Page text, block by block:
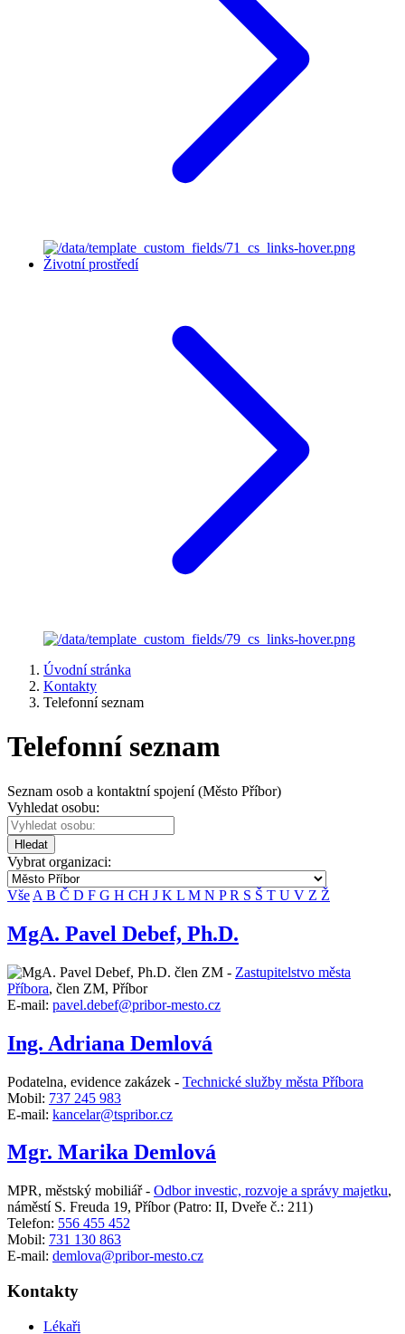
Životní prostředí
Úvodní stránka
Kontakty
Telefonní seznam
Telefonní seznam
Seznam osob a kontaktní spojení (Město Příbor)
Vyhledat osobu:
Hledat
Vybrat organizaci:
Vše A B Č D F G H CH J K L M N PR S Š T U V Z Ž
MgA. Pavel Debef, Ph.D.
člen ZM - Zastupitelstvo města
Příbora, člen ZM, Příbor
E-mail: pavel.debef@pribor-mesto.cz
Ing. Adriana Demlová
Podatelna, evidence zakázek - Technické služby města Příbora
Mobil: 737 245 983
E-mail: kancelar@tspribor.cz
Mgr. Marika Demlová
MPR, městský mobiliář - Odbor investic, rozvoje a správy majetku,
náměstí S. Freuda 19, Příbor(Patro: II, Dveře č.: 211)
Telefon: 556 455 452
Mobil: 731 130 863
E-mail: demlova@pribor-mesto.cz
Kontakty
Lékaři